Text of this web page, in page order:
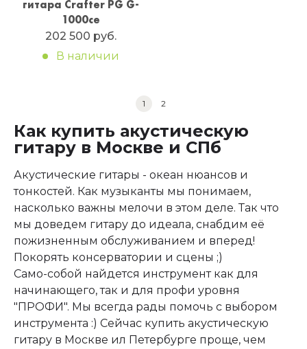
гитара Crafter PG G-
1000ce
202 500 руб.
В наличии
1 2
Как купить акустическую
гитару в Москве и СПб
Акустические гитары - океан нюансов и
тонкостей. Как музыканты мы понимаем,
насколько важны мелочи в этом деле. Так что
мы доведем гитару до идеала, снабдим её
пожизненным обслуживанием и вперед!
Покорять консерватории и сцены ;)
Само-собой найдется инструмент как для
начинающего, так и для профи уровня
"ПРОФИ". Мы всегда рады помочь с выбором
инструмента :) Сейчас купить акустическую
гитару в Москве ил Петербурге проще, чем